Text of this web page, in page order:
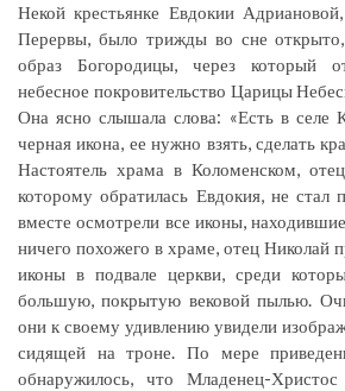
Некой крестьянке Евдокии
Перервы, было трижды во сне
образ Богородицы, через который
небесное покровительство Царицы
Она ясно слышала слова: «Есть в селе
черная икона, ее нужно взять, сделать
Настоятель храма в Коломенском,
которому обратилась Евдокия, не стал
вместе осмотрели все иконы,
ничего похожего в храме, отец Николай
иконы в подвале церкви, среди
большую, покрытую вековой пылью.
они к своему удивлению увидели
сидящей на троне. По мере
обнаружилось, что Младенец-